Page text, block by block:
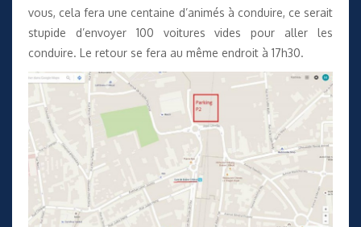
vous, cela fera une centaine d’animés à conduire, ce serait
stupide d’envoyer 100 voitures vides pour aller les
conduire. Le retour se fera au même endroit à 17h30.